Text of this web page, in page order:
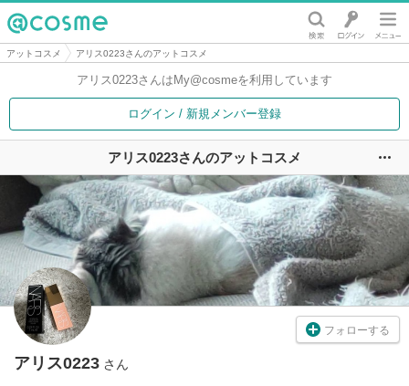
@cosme
アットコスメ アリス0223さんのアットコスメ
アリス0223さんは My@cosmeを利用しています
ログイン / 新規メンバー登録
アリス0223さんのアットコスメ
フォローする
アリス0223 さん